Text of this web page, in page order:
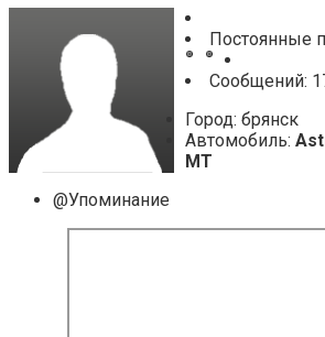
Постоянные
Cообщений:
Город: брянск
Автомобиль:
MT
@Упоминание